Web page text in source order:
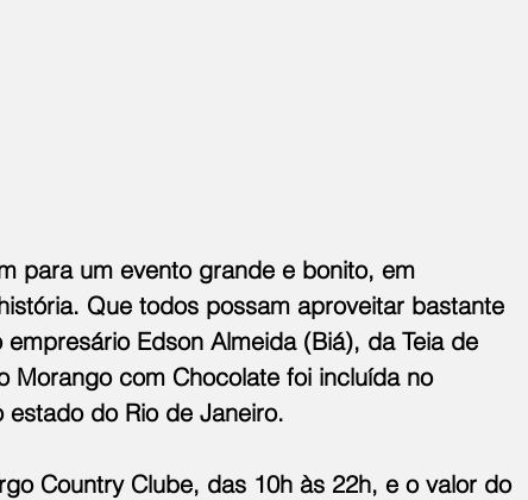
para um evento grande e bonito, em
Que todos possam aproveitar bastante
Edson Almeida (Biá), da Teia de
Morango com Chocolate foi incluída no
do Rio de Janeiro.
Country Clube, das 10h às 22h, e o valor do